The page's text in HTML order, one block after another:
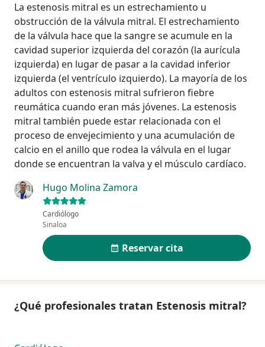
La estenosis mitral es un estrechamiento u
obstrucción de la válvula mitral. El estrechamiento
de la válvula hace que la sangre se acumule en la
cavidad superior izquierda del corazón (la aurícula
izquierda) en lugar de pasar a la cavidad inferior
izquierda (el ventrículo izquierdo). La mayoría de los
adultos con estenosis mitral sufrieron fiebre
reumática cuando eran más jóvenes. La estenosis
mitral también puede estar relacionada con el
proceso de envejecimiento y una acumulación de
calcio en el anillo que rodea la válvula en el lugar
donde se encuentran la valva y el músculo cardíaco.
Hugo Molina Zamora
Cardiólogo
Sinaloa
Reservar cita
¿Qué profesionales tratan Estenosis mitral?